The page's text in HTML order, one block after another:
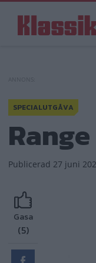
huvudinnehåll
SPECIALUTGÅVA
Publicerad 27 juni
Gasa
(5)